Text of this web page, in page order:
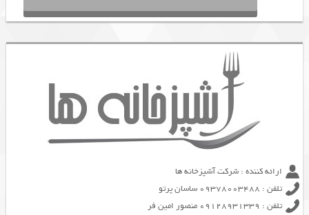
ارائه کننده : شرکت آشپزخانه ها
تلفن : 09378003488 ساسان پرتو
تلفن : 09128931339 منصور امین فر